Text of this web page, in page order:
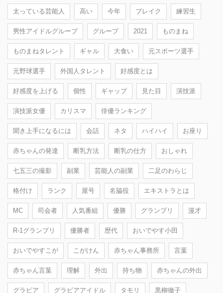
太っている芸能人 高い 今年 ブレイク 練習生
男性アイドルグループ グループ 2021 ものまね
ものまねタレント ギャル 大食い 元スポーツ選手
元野球選手 外国人タレント 好感度とは
好感度を上げる 個性 ギャップ 見た目 演技派
演技派女優 カリスマ 俳優ランキング
聞き上手になるには 会話 ネタ ハイハイ お座り
赤ちゃんの発達 断乳方法 断乳の仕方 おしゃれ
七五三の撮影 副業 芸能人の副業 二足のわらじ
格付け ランク 屋号 名脇役 エキストラとは
MC 司会者 人気番組 優勝 グランプリ 漫才
R-1グランプリ 優勝者 歴代 おいでやす小田
おいでやすこが こがけん 赤ちゃん事務所 言葉
赤ちゃん言葉 理解 外出 持ち物 赤ちゃんの外出
グラビア グラビアアイドル タモリ 黒柳徹子